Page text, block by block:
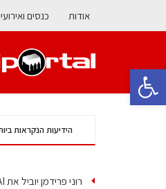
פתח סרגל נגישות
אודות כנסים
הידיעות הנקראות
רוני פרידמן יוביל את Chip‑AI באפל; טל ענבר ינהל את…